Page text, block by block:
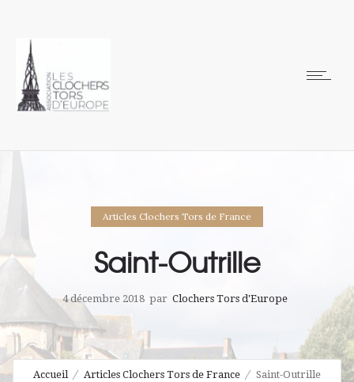
Articles Clochers Tors de France
Saint-Outrille
4 décembre 2018 par Clochers Tors d'Europe
Accueil Articles Clochers Tors de France Saint-Outrille